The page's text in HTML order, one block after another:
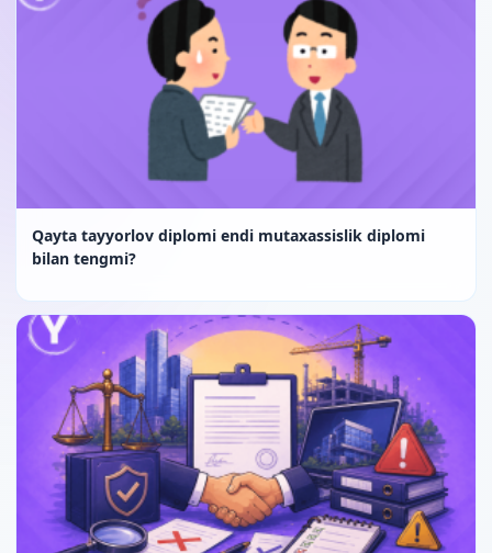
Qayta tayyorlov diplomi endi mutaxassislik diplomi
bilan tengmi?